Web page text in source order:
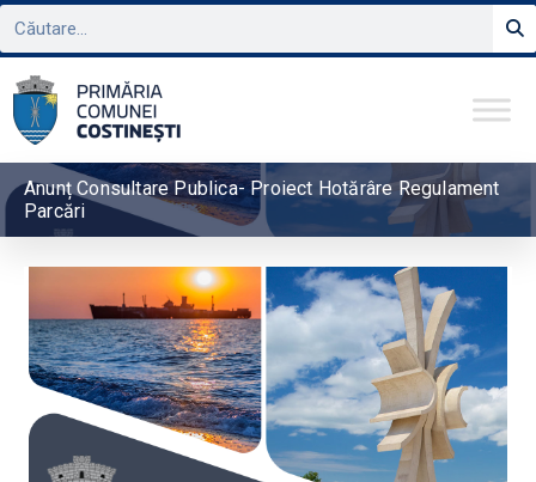
Anunț Consultare Publica- Proiect Hotărâre Regulament
Parcări